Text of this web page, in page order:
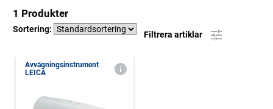
1 Produkter
Sortering:
Filtrera artiklar
Avvägningsinstrument
LEICA